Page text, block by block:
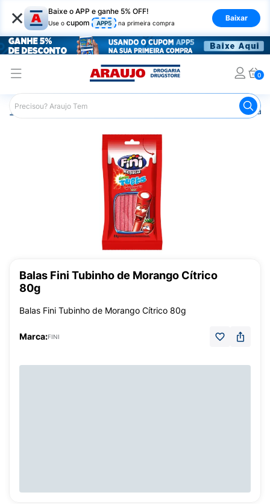
× Baixe o APP e ganhe 5% OFF!
Use o cupom APP5 na primeira compra
Baixar
0
Araujo Mercado
Balas Fini Tubinho de Morango Cítrico
80g
Balas Fini Tubinho de Morango Cítrico 80g
Marca:FINI